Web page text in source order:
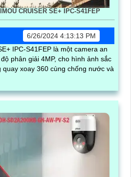
CRUISER SE+ IPC-S41FEP
6/26/2024 4:13:13 PM
IPC-S41FEP là một camera an
phân giải 4MP, cho hình ảnh sắc